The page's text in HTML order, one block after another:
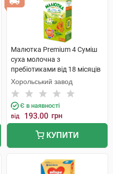
Малютка Premium 4 Суміш
суха молочна з
пребіотиками від 18 місяців
350 г 1 коробка
Хорольський завод
Є в наявності
від 193.00 грн
КУПИТИ